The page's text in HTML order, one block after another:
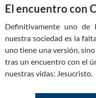
El encuentro con
Definitivamente uno de
nuestra sociedad es la
uno tiene una versión,
tras un encuentro con el
nuestras vidas: Jesucristo.